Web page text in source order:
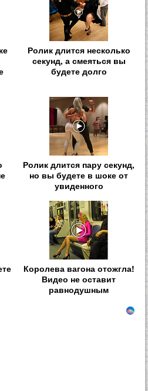
Ролик длится несколько
секунд, а смеяться вы
будете долго
Ролик длится пару секунд,
но вы будете в шоке от
увиденного
Королева вагона отожгла!
Видео не оставит
равнодушным